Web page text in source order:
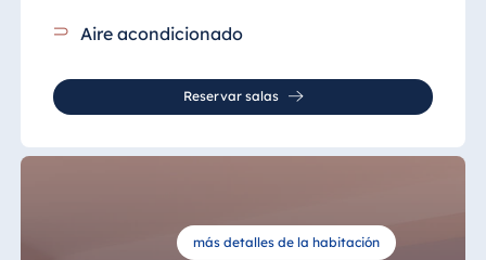
Aire acondicionado
Reservar salas
más detalles de la habitación